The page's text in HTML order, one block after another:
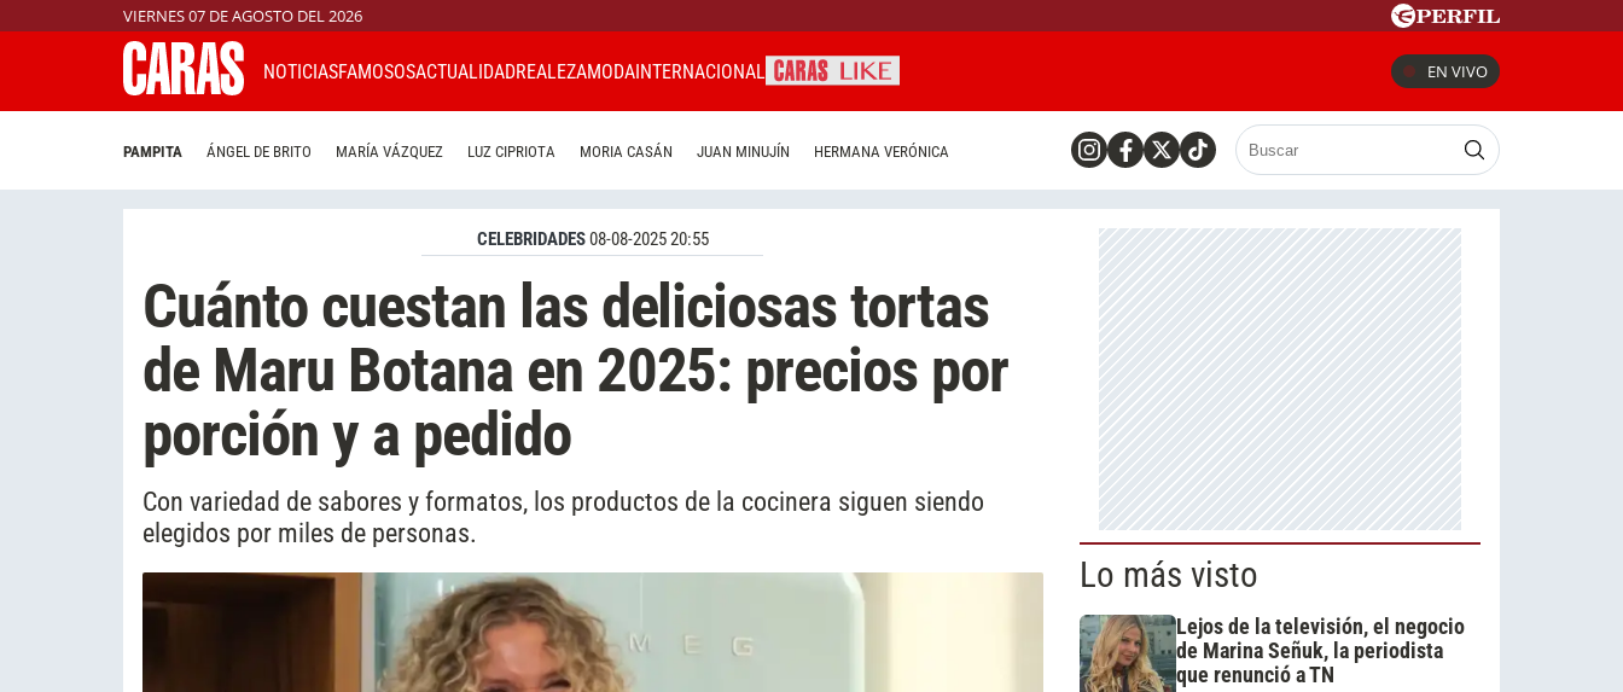
VIERNES 07 DE AGOSTO DEL 2026
NOTICIASFAMOSOSACTUALIDADREALEZAMODAINTERNACIONAL EN VIVO
PAMPITA ÁNGEL DE BRITO MARÍA VÁZQUEZ LUZ CIPRIOTA MORIA CASÁN JUAN MINUJÍN HERMANA VERÓNICA
CELEBRIDADES08-08-2025 20:55
Cuánto cuestan las deliciosas tortas
de Maru Botana en 2025: precios por
porción y a pedido
Con variedad de sabores y formatos, los productos de la cocinera siguen siendo
elegidos por miles de personas.
Lo más visto
Lejos de la televisión, el negocio
de Marina Señuk, la periodista
que renunció a TN